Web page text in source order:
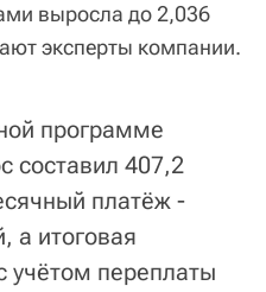
выросла до 2,036
эксперты компании.
программе
составил 407,2
платёж -
а итоговая
учётом переплаты